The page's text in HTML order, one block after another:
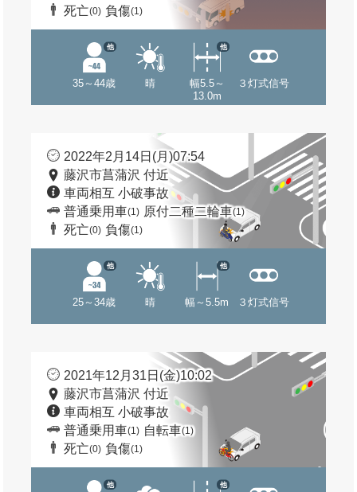
死亡(0) 負傷(1)
35～44歳
他
晴
幅5.5～
13.0m
他
３灯式信号
2022年2月14日(月)07:54
藤沢市菖蒲沢 付近
車両相互 小破事故
普通乗用車(1) 原付二種二輪車(1)
死亡(0) 負傷(1)
25～34歳
他
晴 幅～5.5m
他
３灯式信号
2021年12月31日(金)10:02
藤沢市菖蒲沢 付近
車両相互 小破事故
普通乗用車(1) 自転車(1)
死亡(0) 負傷(1)
他 他